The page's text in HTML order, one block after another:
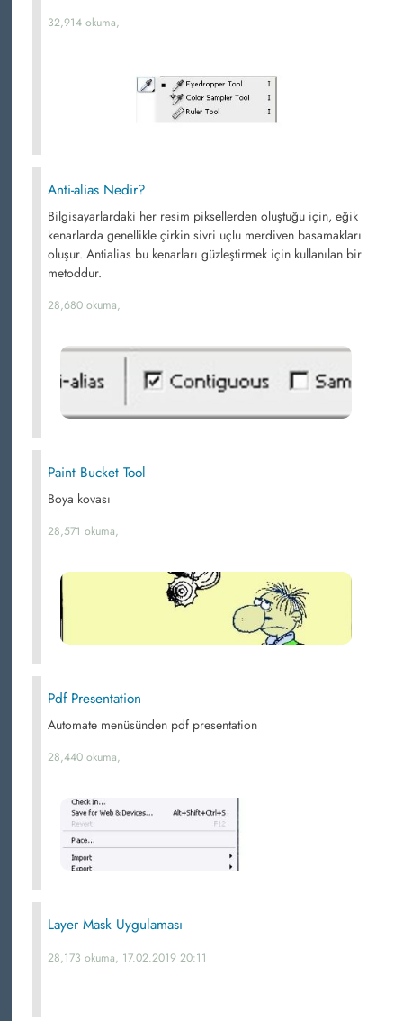
32,914 okuma,
Anti-alias Nedir?
Bilgisayarlardaki her resim piksellerden oluştuğu için, eğik
kenarlarda genellikle çirkin sivri uçlu merdiven basamakları
oluşur. Antialias bu kenarları güzleştirmek için kullanılan bir
metoddur.
28,680 okuma,
Paint Bucket Tool
Boya kovası
28,571 okuma,
Pdf Presentation
Automate menüsünden pdf presentation
28,440 okuma,
Layer Mask Uygulaması
28,173 okuma, 17.02.2019 20:11